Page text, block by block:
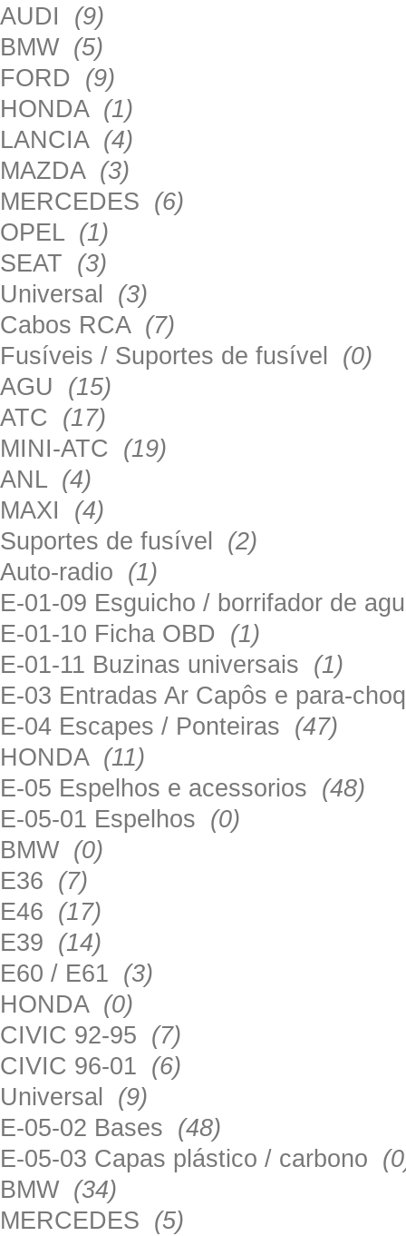
AUDI (9)
BMW (5)
FORD (9)
HONDA (1)
LANCIA (4)
MAZDA (3)
MERCEDES (6)
OPEL (1)
SEAT (3)
Universal (3)
Cabos RCA (7)
Fusíveis / Suportes de fusível (0)
AGU (15)
ATC (17)
MINI-ATC (19)
ANL (4)
MAXI (4)
Suportes de fusível (2)
Auto-radio (1)
E-01-09 Esguicho / borrifador de
E-01-10 Ficha OBD (1)
E-01-11 Buzinas universais (1)
E-03 Entradas Ar Capôs e para-
E-04 Escapes / Ponteiras (47)
HONDA (11)
E-05 Espelhos e acessorios (48)
E-05-01 Espelhos (0)
BMW (0)
E36 (7)
E46 (17)
E39 (14)
E60 / E61 (3)
HONDA (0)
CIVIC 92-95 (7)
CIVIC 96-01 (6)
Universal (9)
E-05-02 Bases (48)
E-05-03 Capas plástico / carbono
BMW (34)
MERCEDES (5)